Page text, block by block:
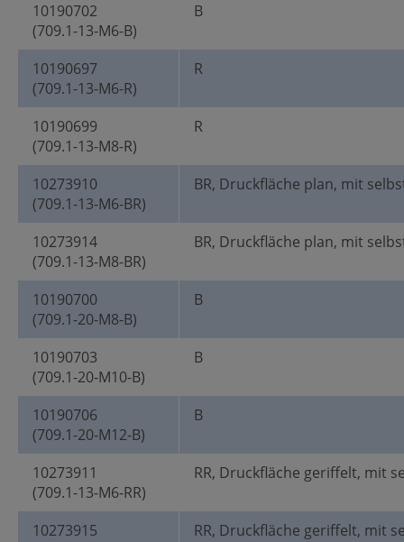
10190702
(709.1-13-M6-B)
B
10190697
(709.1-13-M6-R)
R
10190699
(709.1-13-M8-R)
R
10273910
(709.1-13-M6-BR)
BR, Druckfläche plan, mit
10273914
(709.1-13-M8-BR)
BR, Druckfläche plan, mit
10190700
(709.1-20-M8-B)
B
10190703
(709.1-20-M10-B)
B
10190706
(709.1-20-M12-B)
B
10273911
(709.1-13-M6-RR)
RR, Druckfläche geriffelt, mit
10273915
RR, Druckfläche geriffelt, mit